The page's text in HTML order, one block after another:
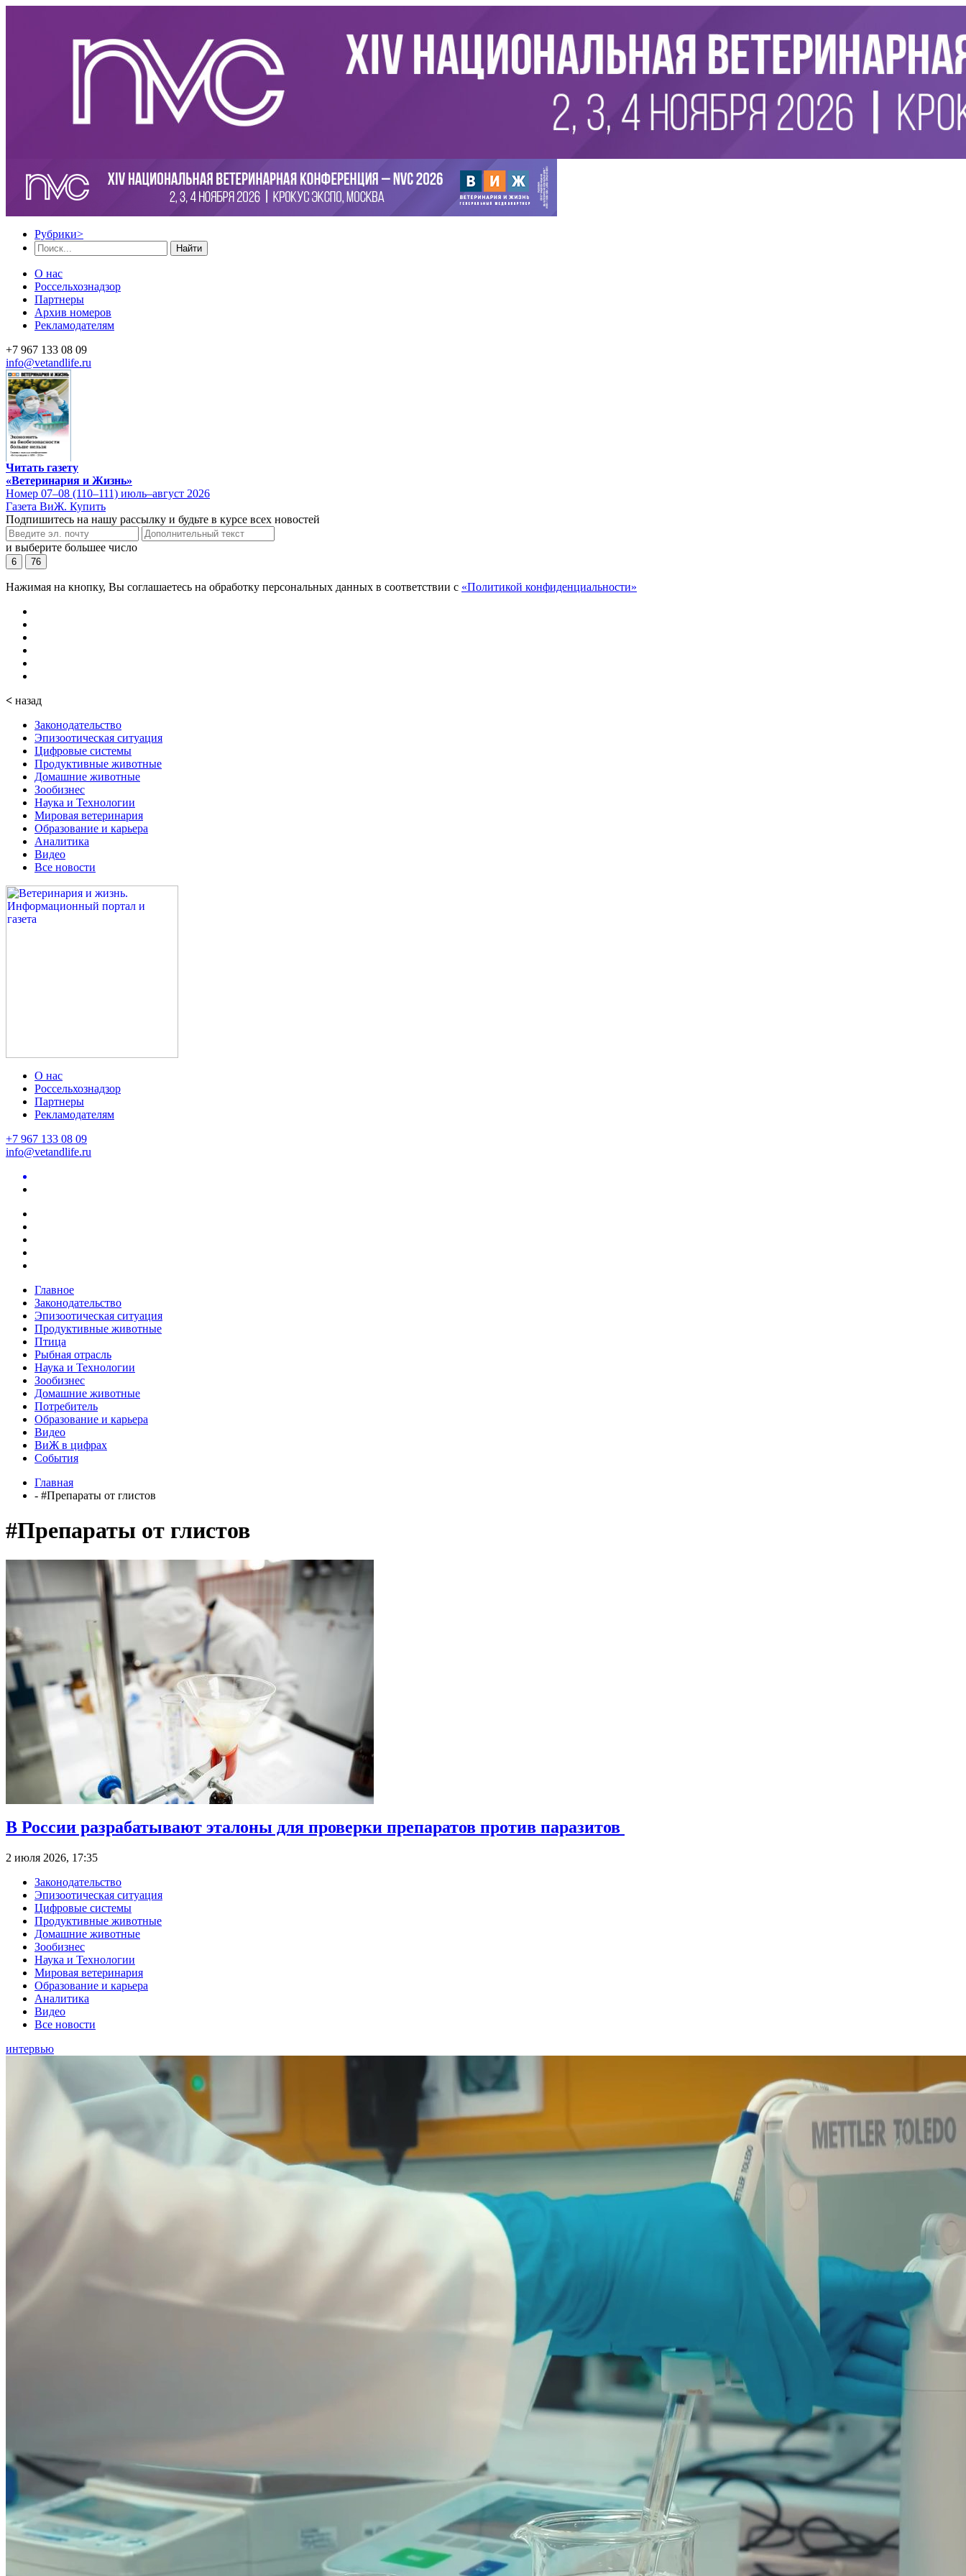
Рубрики>
Найти
О нас
Россельхознадзор
Партнеры
Архив номеров
Рекламодателям
+7 967 133 08 09
info@vetandlife.ru
Читать газету
«Ветеринария и Жизнь»
Номер 07–08 (110–111) июль–август 2026
Газета ВиЖ. Купить
Подпишитесь на нашу рассылку и будьте в курсе всех новостей
и выберите большее число
6 76
Нажимая на кнопку, Вы соглашаетесь на обработку персональных данных в соответствии с «Политикой конфиденциальности»
< назад
Законодательство
Эпизоотическая ситуация
Цифровые системы
Продуктивные животные
Домашние животные
Зообизнес
Наука и Технологии
Мировая ветеринария
Образование и карьера
Аналитика
Видео
Все новости
О нас
Россельхознадзор
Партнеры
Рекламодателям
+7 967 133 08 09
info@vetandlife.ru
Главное
Законодательство
Эпизоотическая ситуация
Продуктивные животные
Птица
Рыбная отрасль
Наука и Технологии
Зообизнес
Домашние животные
Потребитель
Образование и карьера
Видео
ВиЖ в цифрах
События
Главная
- #Препараты от глистов
#Препараты от глистов
В России разрабатывают эталоны для проверки препаратов против паразитов
2 июля 2026, 17:35
Законодательство
Эпизоотическая ситуация
Цифровые системы
Продуктивные животные
Домашние животные
Зообизнес
Наука и Технологии
Мировая ветеринария
Образование и карьера
Аналитика
Видео
Все новости
интервью